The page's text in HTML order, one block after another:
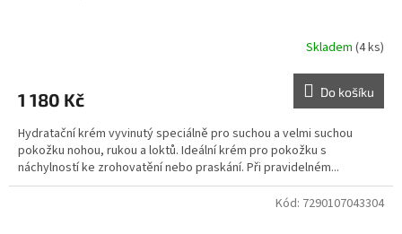
Skladem (4 ks)
1 180 Kč Do košíku
Hydratační krém vyvinutý speciálně pro suchou a velmi suchou
pokožku nohou, rukou a loktů. Ideální krém pro pokožku s
náchylností ke zrohovatění nebo praskání. Při pravidelném...
Kód: 7290107043304